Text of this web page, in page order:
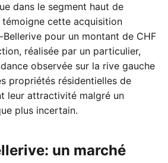
dans le segment haut de
témoigne cette acquisition
pour un montant de CHF
réalisée par un particulier,
observée sur la rive gauche
propriétés résidentielles de
leur attractivité malgré un
plus incertain.
un marché